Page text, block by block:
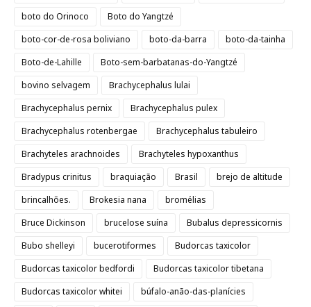
boto do Orinoco
Boto do Yangtzé
boto-cor-de-rosa boliviano
boto-da-barra
boto-da-tainha
Boto-de-Lahille
Boto-sem-barbatanas-do-Yangtzé
bovino selvagem
Brachycephalus lulai
Brachycephalus pernix
Brachycephalus pulex
Brachycephalus rotenbergae
Brachycephalus tabuleiro
Brachyteles arachnoides
Brachyteles hypoxanthus
Bradypus crinitus
braquiação Brasil
brejo de altitude
brincalhões.
Brokesia nana
bromélias
Bruce Dickinson
brucelose suína
Bubalus depressicornis
Bubo shelleyi
bucerotiformes
Budorcas taxicolor
Budorcas taxicolor bedfordi
Budorcas taxicolor tibetana
Budorcas taxicolor whitei
búfalo-anão-das-planícies